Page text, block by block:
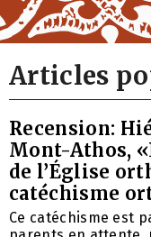
Articles
Recension:
Mont-Athos,
de l’Église
catéchisme
Ce catéchisme est